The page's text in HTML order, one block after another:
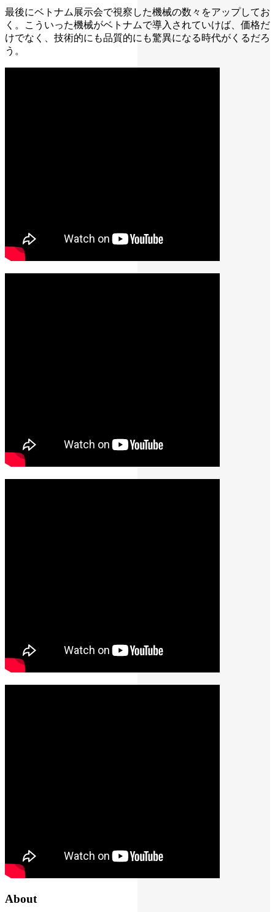
最後にベトナム展示会で視察した機械の数々をアップしてお
く。こういった機械がベトナムで導入されていけば、価格だ
けでなく、技術的にも品質的にも驚異になる時代がくるだろ
う。
About